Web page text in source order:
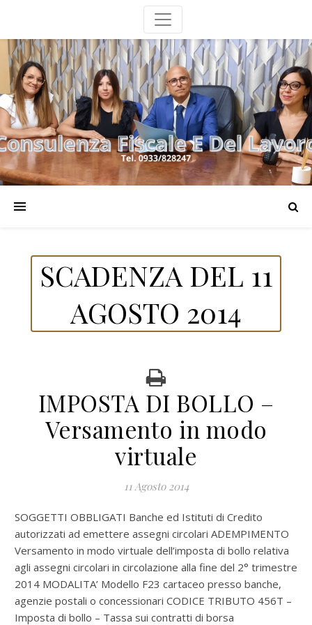
SCADENZA DEL 11
AGOSTO 2014
IMPOSTA DI BOLLO –
Versamento in modo
virtuale
11 Agosto 2014
SOGGETTI OBBLIGATI Banche ed Istituti di Credito
autorizzati ad emettere assegni circolari ADEMPIMENTO
Versamento in modo virtuale dell’imposta di bollo relativa
agli assegni circolari in circolazione alla fine del 2° trimestre
2014 MODALITA’ Modello F23 cartaceo presso banche,
agenzie postali o concessionari CODICE TRIBUTO 456T –
Imposta di bollo – Tassa sui contratti di borsa